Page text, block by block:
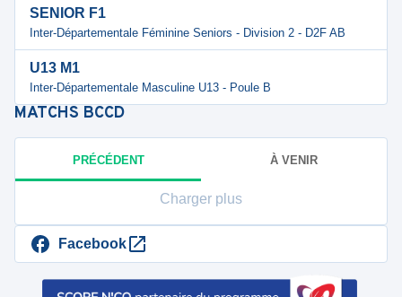
SENIOR F1
Inter-Départementale Féminine Seniors - Division 2 - D2F AB
U13 M1
Inter-Départementale Masculine U13 - Poule B
MATCHS BCCD
PRÉCÉDENT À VENIR
Charger plus
Facebook